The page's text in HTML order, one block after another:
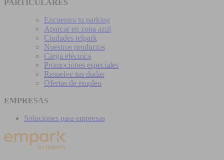
PARTICULARES
Encuentra tu parking
Aparcar en zona azul
Ciudades telpark
Nuestros productos
Carga eléctrica
Promociones especiales
Resuelve tus dudas
Ofertas de empleo
EMPRESAS
Soluciones para empresas